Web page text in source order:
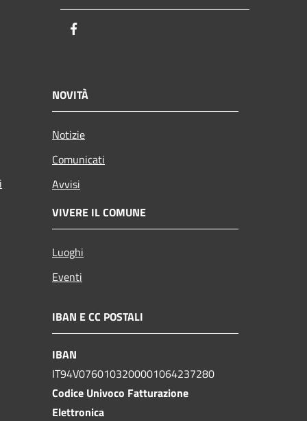
NOVITÀ
Notizie
Comunicati
Avvisi
VIVERE IL COMUNE
Luoghi
Eventi
IBAN E CC POSTALI
IBAN
IT94V0760103200001064237280
Codice Univoco Fatturazione
Elettronica